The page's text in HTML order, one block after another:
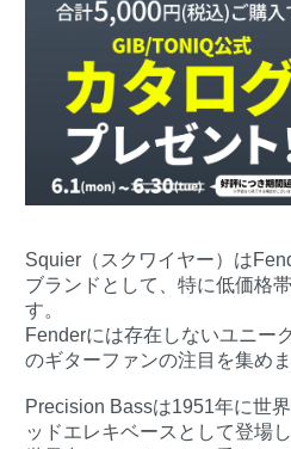
Squier（スクワイヤー）は
ブランドとして、特に低価格
す。
Fenderには存在しないユニー
のギターファンの注目を集めま
Precision Bassは1951年に世
ッドエレキベースとして登場